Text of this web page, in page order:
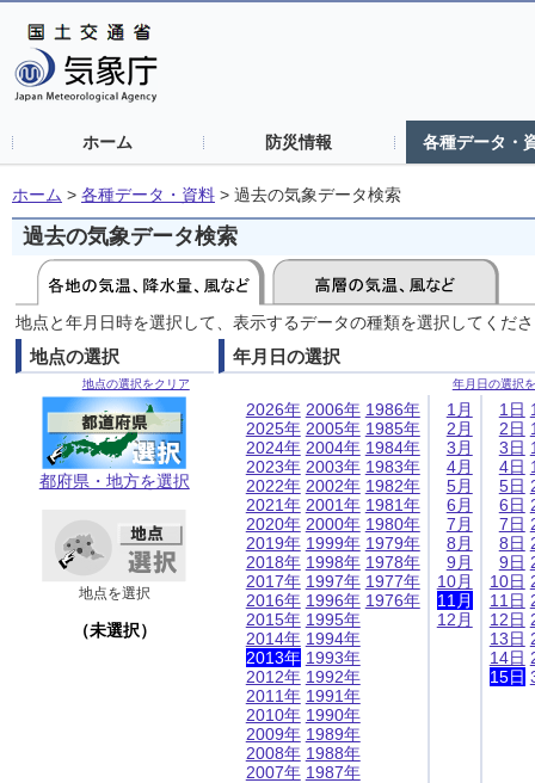
ホーム 防災情報 各種データ・
ホーム > 各種データ・資料 > 過去の気象データ検索
過去の気象データ検索
地点と年月日時を選択して、表示するデータの種類を選択してくだ
地点の選択
地点の選択をクリア
都府県・地方を選択
地点を選択
（未選択）
年月日の選択
年月日の選択
2026年
2025年
2024年
2023年
2022年
2021年
2020年
2019年
2018年
2017年
2016年
2015年
2014年
2013年
2012年
2011年
2010年
2009年
2008年
2007年
2006年
2005年
2004年
2003年
2002年
2001年
2000年
1999年
1998年
1997年
1996年
1995年
1994年
1993年
1992年
1991年
1990年
1989年
1988年
1987年
1986年
1985年
1984年
1983年
1982年
1981年
1980年
1979年
1978年
1977年
1976年
1月
2月
3月
4月
5月
6月
7月
8月
9月
10月
11月
12月
1日
2日
3日
4日
5日
6日
7日
8日
9日
10日
11日
12日
13日
14日
15日